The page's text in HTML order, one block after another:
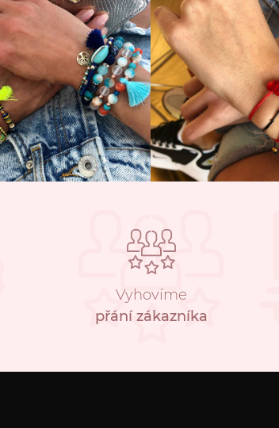
Vyhovíme
přání zákazníka